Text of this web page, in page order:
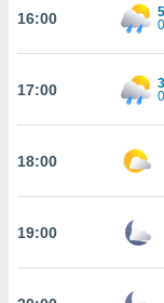
di
per
16:00
17:00
18:00
19:00